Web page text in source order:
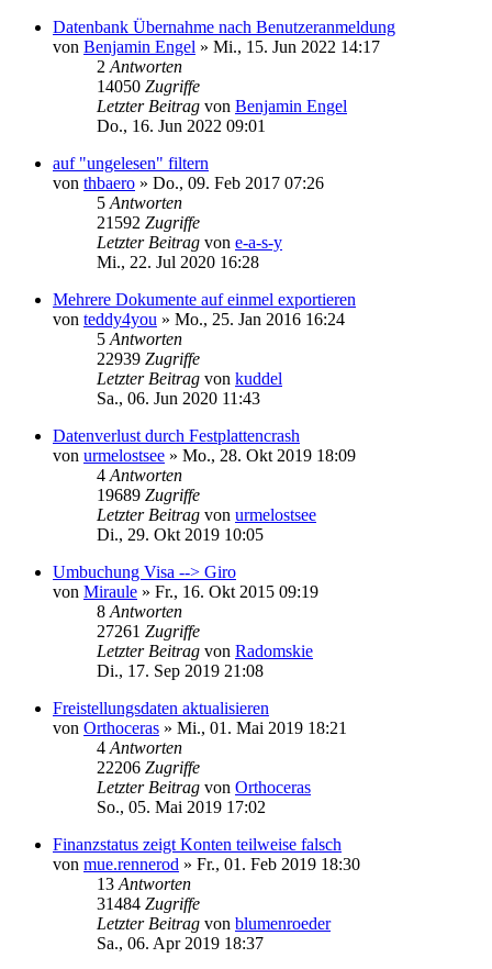
Datenbank Übernahme nach Benutzeranmeldung
von Benjamin Engel » Mi., 15. Jun 2022 14:17
2 Antworten
14050 Zugriffe
Letzter Beitrag von Benjamin Engel
Do., 16. Jun 2022 09:01
auf "ungelesen" filtern
von thbaero » Do., 09. Feb 2017 07:26
5 Antworten
21592 Zugriffe
Letzter Beitrag von e-a-s-y
Mi., 22. Jul 2020 16:28
Mehrere Dokumente auf einmel exportieren
von teddy4you » Mo., 25. Jan 2016 16:24
5 Antworten
22939 Zugriffe
Letzter Beitrag von kuddel
Sa., 06. Jun 2020 11:43
Datenverlust durch Festplattencrash
von urmelostsee » Mo., 28. Okt 2019 18:09
4 Antworten
19689 Zugriffe
Letzter Beitrag von urmelostsee
Di., 29. Okt 2019 10:05
Umbuchung Visa --> Giro
von Miraule » Fr., 16. Okt 2015 09:19
8 Antworten
27261 Zugriffe
Letzter Beitrag von Radomskie
Di., 17. Sep 2019 21:08
Freistellungsdaten aktualisieren
von Orthoceras » Mi., 01. Mai 2019 18:21
4 Antworten
22206 Zugriffe
Letzter Beitrag von Orthoceras
So., 05. Mai 2019 17:02
Finanzstatus zeigt Konten teilweise falsch
von mue.rennerod » Fr., 01. Feb 2019 18:30
13 Antworten
31484 Zugriffe
Letzter Beitrag von blumenroeder
Sa., 06. Apr 2019 18:37